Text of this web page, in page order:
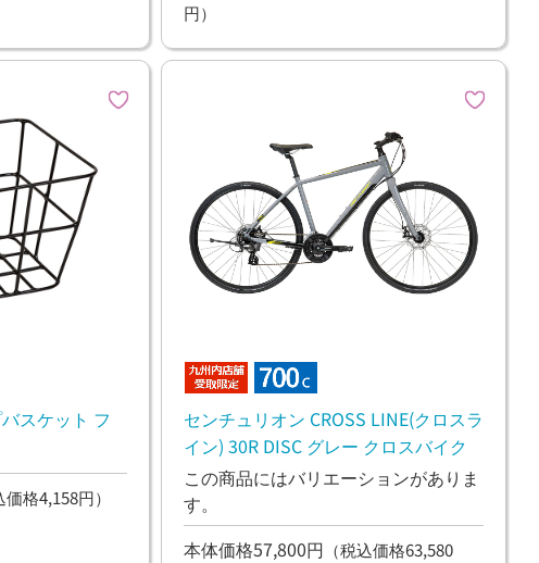
円）
ケット フ
価格4,158円）
センチュリオン CROSS LINE(クロスラ
イン) 30R DISC グレー クロスバイク
この商品にはバリエーションがありま
す。
本体価格57,800円 （税込価格63,580